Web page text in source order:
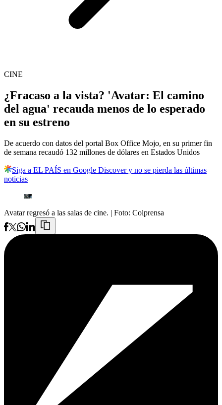
CINE
¿Fracaso a la vista? 'Avatar: El camino
del agua' recauda menos de lo esperado
en su estreno
De acuerdo con datos del portal Box Office Mojo, en su primer fin
de semana recaudó 132 millones de dólares en Estados Unidos
Siga a EL PAÍS en Google Discover y no se pierda las últimas
noticias
Avatar regresó a las salas de cine. | Foto: Colprensa